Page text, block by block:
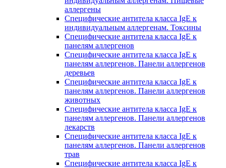
аллергены
Специфические антитела класса IgE к
индивидуальным аллергенам. Токсины
Специфические антитела класса IgE к
панелям аллергенов
Специфические антитела класса IgE к
панелям аллергенов. Панели аллергенов
деревьев
Специфические антитела класса IgE к
панелям аллергенов. Панели аллергенов
животных
Специфические антитела класса IgE к
панелям аллергенов. Панели аллергенов
лекарств
Специфические антитела класса IgE к
панелям аллергенов. Панели аллергенов
трав
Специфические антитела класса IgE к